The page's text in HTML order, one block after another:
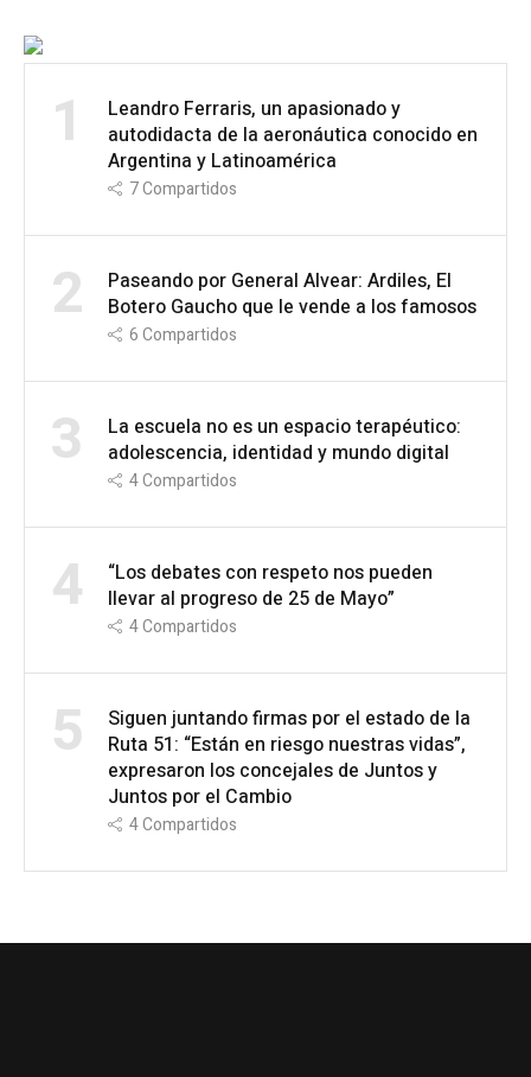
1
Leandro Ferraris, un apasionado y
autodidacta de la aeronáutica conocido en
Argentina y Latinoamérica
7Compartidos
2
Paseando por General Alvear: Ardiles, El
Botero Gaucho que le vende a los famosos
6Compartidos
3
La escuela no es un espacio terapéutico:
adolescencia, identidad y mundo digital
4Compartidos
4
“Los debates con respeto nos pueden
llevar al progreso de 25 de Mayo”
4Compartidos
5
Siguen juntando firmas por el estado de la
Ruta 51: “Están en riesgo nuestras vidas”,
expresaron los concejales de Juntos y
Juntos por el Cambio
4Compartidos